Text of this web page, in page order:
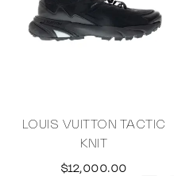
LOUIS VUITTON TACTIC
KNIT
$12,000.00